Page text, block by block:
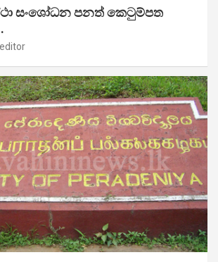
සංශෝධන පනත් කෙටුම්පත
editor